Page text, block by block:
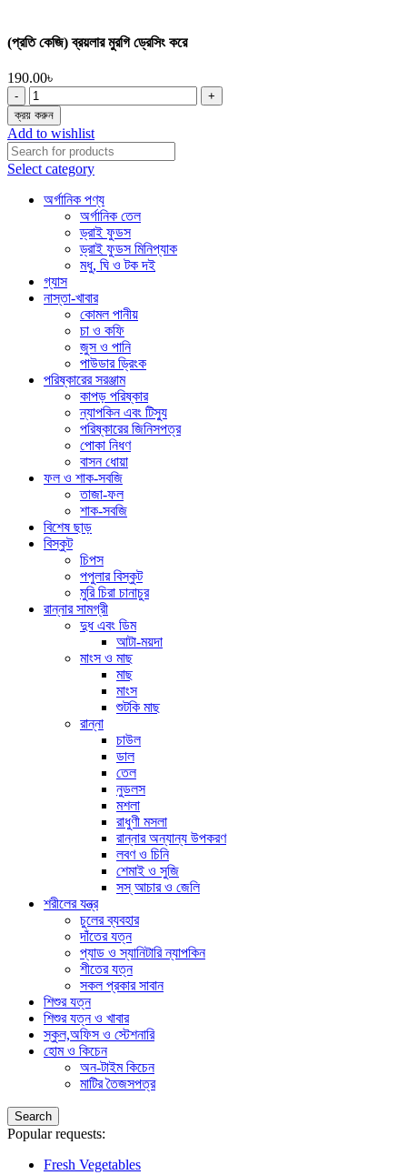
(প্রতি কেজি) ব্রয়লার মুরগি ড্রেসিং করে
190.00৳
(প্রতি
কেজি)
ব্রয়লার
মুরগি
ড্রেসিং
করে
quantity
ক্রয় করুন
Add to wishlist
Select category
অর্গানিক পণ্য
অর্গানিক তেল
ড্রাই ফুডস
ড্রাই ফুডস মিনিপ্যাক
মধু, ঘি ও টক দই
গ্যাস
নাস্তা-খাবার
কোমল পানীয়
চা ও কফি
জুস ও পানি
পাউডার ড্রিংক
পরিষ্কারের সরঞ্জাম
কাপড় পরিষ্কার
ন্যাপকিন এবং টিস্যু
পরিষ্কারের জিনিসপত্র
পোকা নিধণ
বাসন ধোয়া
ফল ও শাক-সবজি
তাজা-ফল
শাক-সবজি
বিশেষ ছাড়
বিস্কুট
চিপস
পপুলার বিস্কুট
মুরি চিরা চানাচুর
রান্নার সামগ্রী
দুধ এবং ডিম
আটা-ময়দা
মাংস ও মাছ
মাছ
মাংস
শুটকি মাছ
রান্না
চাউল
ডাল
তেল
নুডলস
মশলা
রাধুণী মসলা
রান্নার অন্যান্য উপকরণ
লবণ ও চিনি
শেমাই ও সুজি
সস্ আচার ও জেলি
শরীলের যন্ত্র
চুলের ব্যবহার
দাঁতের যত্ন
প্যাড ও স্যানিটারি ন্যাপকিন
শীতের যত্ন
সকল প্রকার সাবান
শিশুর যত্ন
শিশুর যত্ন ও খাবার
স্কুল,অফিস ও স্টেশনারি
হোম ও কিচেন
অন-টাইম কিচেন
মাটির তৈজসপত্র
Search
Popular requests:
Fresh Vegetables